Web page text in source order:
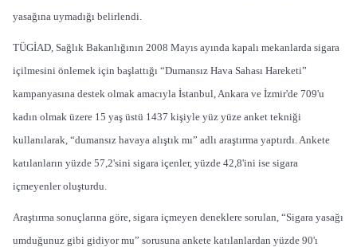
yasağına uymadığı belirlendi.
TÜGİAD, Sağlık Bakanlığının 2008 Mayıs ayında kapalı mekanlarda sigara
içilmesini önlemek için başlattığı “Dumansız Hava Sahası Hareketi”
kampanyasına destek olmak amacıyla İstanbul, Ankara ve İzmir'de 709'u
kadın olmak üzere 15 yaş üstü 1437 kişiyle yüz yüze anket tekniği
kullanılarak, “dumansız havaya alıştık mı” adlı araştırma yaptırdı. Ankete
katılanların yüzde 57,2'sini sigara içenler, yüzde 42,8'ini ise sigara
içmeyenler oluşturdu.
Araştırma sonuçlarına göre, sigara içmeyen deneklere sorulan, “Sigara yasağı
umduğunuz gibi gidiyor mu” sorusuna ankete katılanlardan yüzde 90'ı